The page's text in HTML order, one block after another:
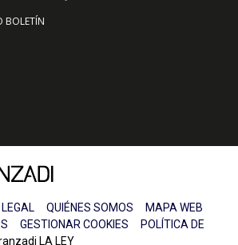
BOLETÍN
QUIÉNES SOMOS
MAPA WEB
GESTIONAR COOKIES
POLÍTICA DE
LA LEY